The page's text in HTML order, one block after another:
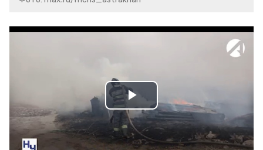
Play
Video